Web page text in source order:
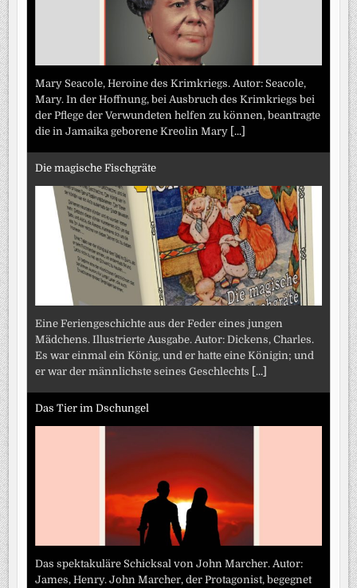
Mary Seacole, Heroine des Krimkriegs. Autor: Seacole,
Mary. In der Hoffnung, bei Ausbruch des Krimkriegs bei
der Pflege der Verwundeten helfen zu können, beantragte
die in Jamaika geborene Kreolin Mary [...]
Die magische Fischgräte
Eine Feriengeschichte aus der Feder eines jungen
Mädchens. Illustrierte Ausgabe. Autor: Dickens, Charles.
Es war einmal ein König, und er hatte eine Königin; und
er war der männlichste seines Geschlechts [...]
Das Tier im Dschungel
Das spektakuläre Schicksal von John Marcher. Autor:
James, Henry. John Marcher, der Protagonist, begegnet